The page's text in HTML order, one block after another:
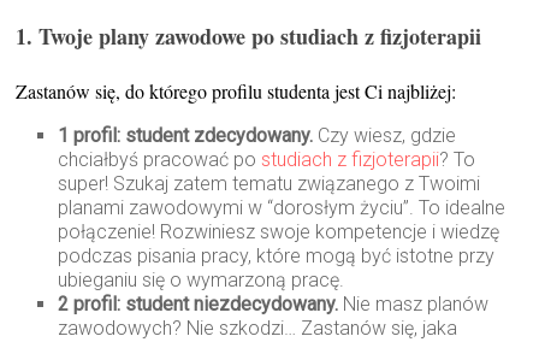
1.Twoje plany zawodowe po studiach z fizjoterapii
Zastanów się, do którego profilu studenta jest Ci najbliżej:
1 profil: student zdecydowany. Czy wiesz, gdzie
chciałbyś pracować po studiach z fizjoterapii? To
super! Szukaj zatem tematu związanego z Twoimi
planami zawodowymi w “dorosłym życiu”. To idealne
połączenie! Rozwiniesz swoje kompetencje i wiedzę
podczas pisania pracy, które mogą być istotne przy
ubieganiu się o wymarzoną pracę.
2 profil: student niezdecydowany. Nie masz planów
zawodowych? Nie szkodzi… Zastanów się, jaka